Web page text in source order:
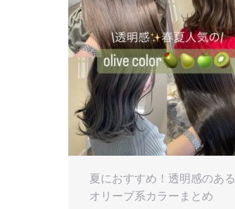
夏におすすめ！透明感のある
オリーブ系カラーまとめ